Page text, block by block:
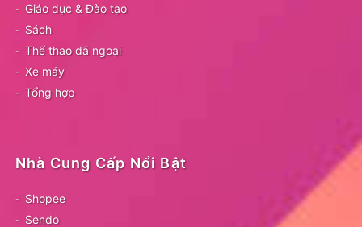
Giáo dục & Đào tạo
Sách
Thể thao dã ngoại
Xe máy
Tổng hợp
Nhà Cung Cấp Nổi Bật
Shopee
Sendo